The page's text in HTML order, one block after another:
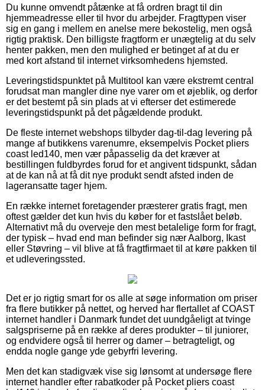
Du kunne omvendt påtænke at få ordren bragt til din
hjemmeadresse eller til hvor du arbejder. Fragttypen viser
sig en gang i mellem en anelse mere bekostelig, men også
rigtig praktisk. Den billigste fragtform er unægtelig at du selv
henter pakken, men den mulighed er betinget af at du er
med kort afstand til internet virksomhedens hjemsted.
Leveringstidspunktet på Multitool kan være ekstremt central
forudsat man mangler dine nye varer om et øjeblik, og derfor
er det bestemt på sin plads at vi efterser det estimerede
leveringstidspunkt på det pågældende produkt.
De fleste internet webshops tilbyder dag-til-dag levering på
mange af butikkens varenumre, eksempelvis Pocket pliers
coast led140, men vær påpasselig da det kræver at
bestillingen fuldbyrdes forud for et angivent tidspunkt, sådan
at de kan nå at få dit nye produkt sendt afsted inden de
lageransatte tager hjem.
En række internet foretagender præsterer gratis fragt, men
oftest gælder det kun hvis du køber for et fastslået beløb.
Alternativt må du overveje den mest betalelige form for fragt,
der typisk – hvad end man befinder sig nær Aalborg, Ikast
eller Støvring – vil blive at få fragtfirmaet til at køre pakken til
et udleveringssted.
Det er jo rigtig smart for os alle at søge information om priser
fra flere butikker på nettet, og herved har flertallet af COAST
internet handler i Danmark fundet det uundgåeligt at tvinge
salgspriserne på en række af deres produkter – til juniorer,
og endvidere også til herrer og damer – betragteligt, og
endda nogle gange yde gebyrfri levering.
Men det kan stadigvæk vise sig lønsomt at undersøge flere
internet handler efter rabatkoder på Pocket pliers coast